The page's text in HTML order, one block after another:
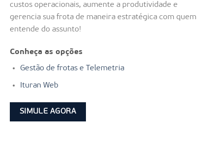
custos operacionais, aumente a produtividade e
gerencia sua frota de maneira estratégica com quem
entende do assunto!
Conheça as opções
Gestão de frotas e Telemetria
Ituran Web
SIMULE AGORA